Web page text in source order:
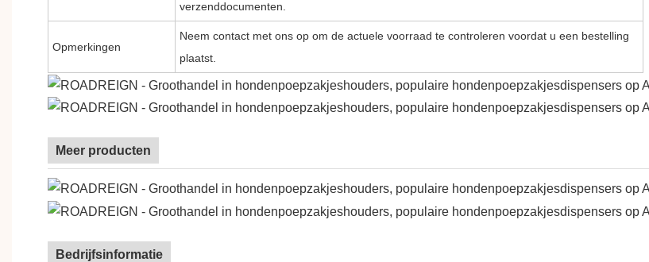
verzenddocumenten.
Opmerkingen
Neem contact met ons op om de actuele voorraad te controleren voordat u een bestelling
plaatst.
Meer producten
Bedrijfsinformatie